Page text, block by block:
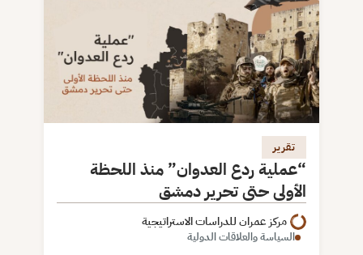
تقرير
“عملية ردع العدوان” منذ اللحظة
الأولى حتى تحرير دمشق
مركز عمران للدراسات الاستراتيجية
السياسة والعلاقات الدولية